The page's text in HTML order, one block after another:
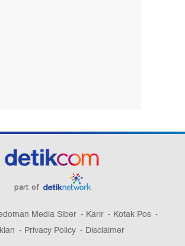
part of
Media Siber Karir
Kotak Pos
Privacy Policy Disclaimer